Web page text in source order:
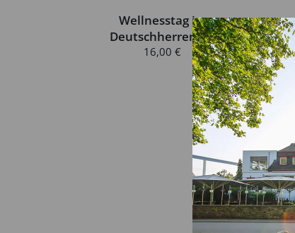
Wellnesstag im
Deutschherrenhof
16,00 €